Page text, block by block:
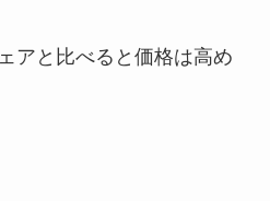
アと比べると価格は高め